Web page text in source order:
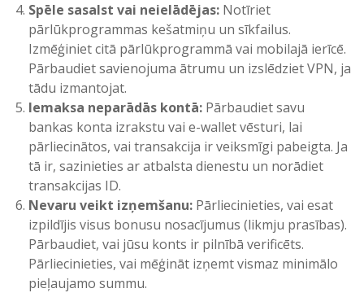
Spēle sasalst vai neielādējas: Notīriet
pārlūkprogrammas kešatmiņu un sīkfailus.
Izmēģiniet citā pārlūkprogrammā vai mobilajā ierīcē.
Pārbaudiet savienojuma ātrumu un izslēdziet VPN, ja
tādu izmantojat.
Iemaksa neparādās kontā: Pārbaudiet savu
bankas konta izrakstu vai e-wallet vēsturi, lai
pārliecinātos, vai transakcija ir veiksmīgi pabeigta. Ja
tā ir, sazinieties ar atbalsta dienestu un norādiet
transakcijas ID.
Nevaru veikt izņemšanu: Pārliecinieties, vai esat
izpildījis visus bonusu nosacījumus (likmju prasības).
Pārbaudiet, vai jūsu konts ir pilnībā verificēts.
Pārliecinieties, vai mēģināt izņemt vismaz minimālo
pieļaujamo summu.